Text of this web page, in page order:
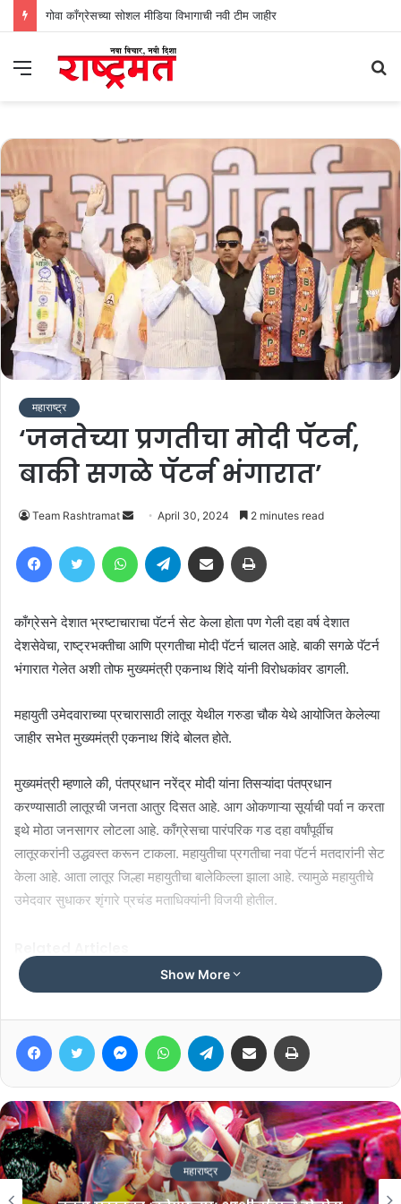
गोवा काँग्रेसच्या सोशल मीडिया विभागाची नवी टीम जाहीर
Menu
महाराष्ट्र
‘जनतेच्या प्रगतीचा मोदी पॅटर्न,
बाकी सगळे पॅटर्न भंगारात’
Team Rashtramat
Send
email
April 30, 2024 2 minutes read
FacebookTwitter WhatsAppTelegram Share via Email
काँग्रेसने देशात भ्रष्टाचाराचा पॅटर्न सेट केला होता पण गेली दहा वर्ष देशात
देशसेवेचा, राष्ट्रभक्तीचा आणि प्रगतीचा मोदी पॅटर्न चालत आहे. बाकी सगळे पॅटर्न
भंगारात गेलेत अशी तोफ मुख्यमंत्री एकनाथ शिंदे यांनी विरोधकांवर डागली.
महायुती उमेदवाराच्या प्रचारासाठी लातूर येथील गरुडा चौक येथे आयोजित केलेल्या
जाहीर सभेत मुख्यमंत्री एकनाथ शिंदे बोलत होते.
मुख्यमंत्री म्हणाले की, पंतप्रधान नरेंद्र मोदी यांना तिसऱ्यांदा पंतप्रधान
करण्यासाठी लातूरची जनता आतुर दिसत आहे. आग ओकणाऱ्या सूर्याची पर्वा न करता
इथे मोठा जनसागर लोटला आहे. काँग्रेसचा पारंपरिक गड दहा वर्षांपूर्वीच
लातूरकरांनी उद्धवस्त करून टाकला. महायुतीचा प्रगतीचा नवा पॅटर्न मतदारांनी सेट
केला आहे. आता लातूर जिल्हा महायुतीचा बालेकिल्ला झाला आहे. त्यामुळे महायुतीचे
उमेदवार सुधाकर शृंगारे प्रचंड मताधिक्यांनी विजयी होतील.
‘तिरंगा मार्च’
July 25, 2026
‘आदेश देणाऱ्यांवर कारवाई का नाही?’
July 24, 2026
Show More
FacebookTwitter MessengerWhatsAppTelegram Share via Email
महाराष्ट्र